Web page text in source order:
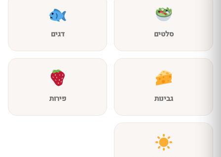
סלטים דגים
גבינות פירות